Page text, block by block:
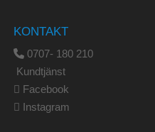
KONTAKT
0707- 180 210
Kundtjänst
Facebook
Instagram